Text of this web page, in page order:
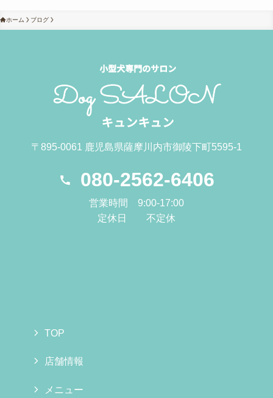
ホーム ブログ
〒895-0061 鹿児島県薩摩川内市御陵下町5595-1
080-2562-6406
営業時間 9:00-17:00
定休日 不定休
TOP
店舗情報
メニュー